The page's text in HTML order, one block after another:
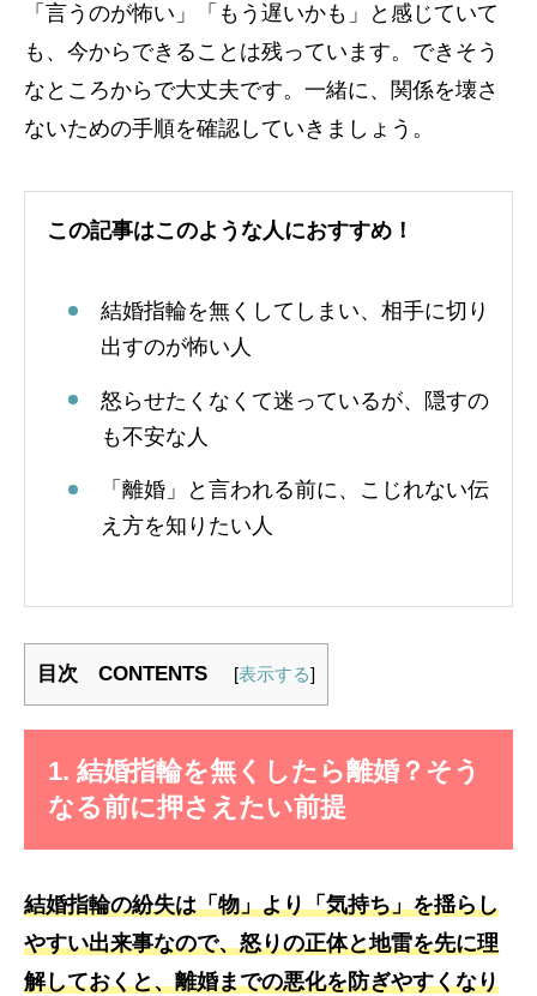
「言うのが怖い」「もう遅いかも」と感じていて
も、今からできることは残っています。できそう
なところからで大丈夫です。一緒に、関係を壊さ
ないための手順を確認していきましょう。
この記事はこのような人におすすめ！
結婚指輪を無くしてしまい、相手に切り
出すのが怖い人
怒らせたくなくて迷っているが、隠すの
も不安な人
「離婚」と言われる前に、こじれない伝
え方を知りたい人
目次 CONTENTS [表示する]
1. 結婚指輪を無くしたら離婚？そう
なる前に押さえたい前提
結婚指輪の紛失は「物」より「気持ち」を揺らし
やすい出来事なので、怒りの正体と地雷を先に理
解しておくと、離婚までの悪化を防ぎやすくなり